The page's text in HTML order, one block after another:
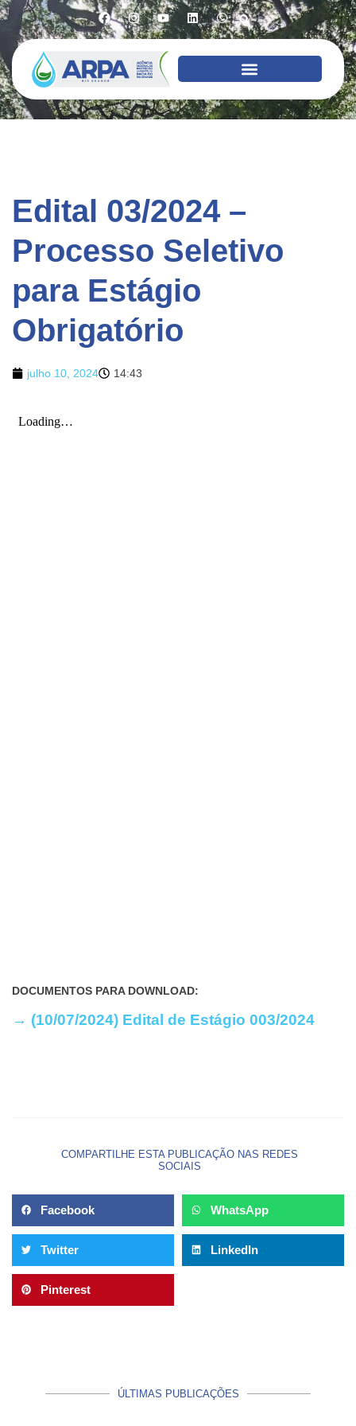
Edital 03/2024 –
Processo Seletivo
para Estágio
Obrigatório
julho 10, 2024 14:43
DOCUMENTOS PARA DOWNLOAD:
→ (10/07/2024) Edital de Estágio 003/2024
COMPARTILHE ESTA PUBLICAÇÃO NAS REDES
SOCIAIS
Facebook WhatsApp
Twitter LinkedIn
Pinterest
ÚLTIMAS PUBLICAÇÕES